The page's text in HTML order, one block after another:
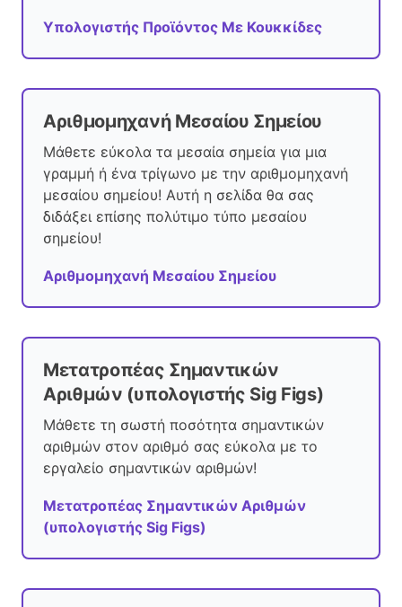
Υπολογιστής Προϊόντος Με Κουκκίδες
Αριθμομηχανή Μεσαίου Σημείου
Μάθετε εύκολα τα μεσαία σημεία για μια
γραμμή ή ένα τρίγωνο με την αριθμομηχανή
μεσαίου σημείου! Αυτή η σελίδα θα σας
διδάξει επίσης πολύτιμο τύπο μεσαίου
σημείου!
Αριθμομηχανή Μεσαίου Σημείου
Μετατροπέας Σημαντικών
Αριθμών (υπολογιστής Sig Figs)
Μάθετε τη σωστή ποσότητα σημαντικών
αριθμών στον αριθμό σας εύκολα με το
εργαλείο σημαντικών αριθμών!
Μετατροπέας Σημαντικών Αριθμών
(υπολογιστής Sig Figs)